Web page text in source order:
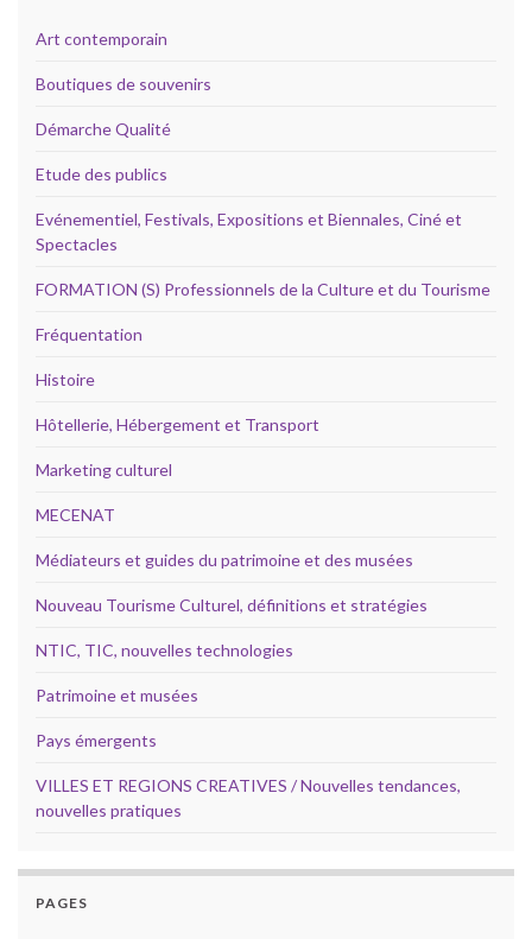
Art contemporain
Boutiques de souvenirs
Démarche Qualité
Etude des publics
Evénementiel, Festivals, Expositions et Biennales, Ciné et
Spectacles
FORMATION (S) Professionnels de la Culture et du Tourisme
Fréquentation
Histoire
Hôtellerie, Hébergement et Transport
Marketing culturel
MECENAT
Médiateurs et guides du patrimoine et des musées
Nouveau Tourisme Culturel, définitions et stratégies
NTIC, TIC, nouvelles technologies
Patrimoine et musées
Pays émergents
VILLES ET REGIONS CREATIVES / Nouvelles tendances,
nouvelles pratiques
PAGES